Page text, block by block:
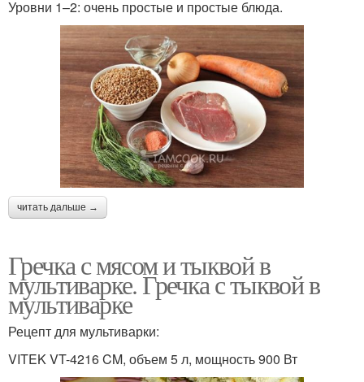
Уровни 1–2: очень простые и простые блюда.
читать дальше →
Гречка с мясом и тыквой в
мультиварке. Гречка с тыквой в
мультиварке
Рецепт для мультиварки:
VITEK VT-4216 CM, объем 5 л, мощность 900 Вт